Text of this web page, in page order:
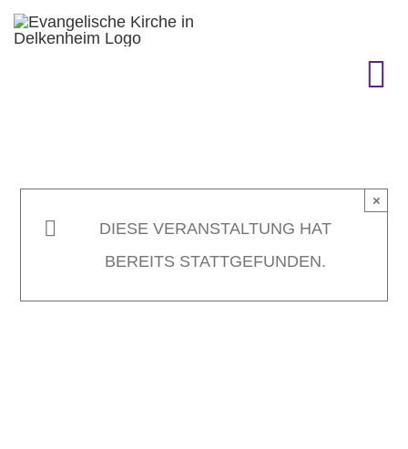
Zum
Inhalt
DIESE VERANSTALTUNG HAT
BEREITS STATTGEFUNDEN.
×